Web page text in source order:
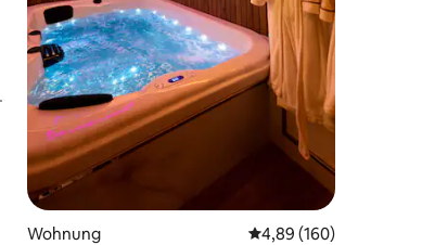
Wohnung Durchschnittliche
4,89 (160)